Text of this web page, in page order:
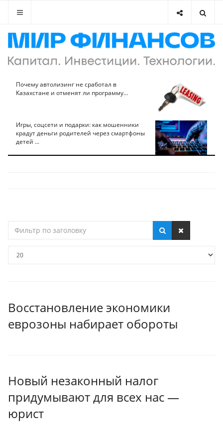
Почему автолизинг не сработал в
Казахстане и отменят ли программу...
Игры, соцсети и подарки: как мошенники
крадут деньги родителей через смартфоны
детей ...
по
Восстановление экономики
еврозоны набирает обороты
Новый незаконный налог
придумывают для всех нас —
юрист